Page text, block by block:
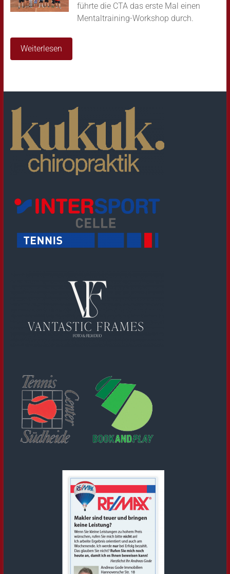
führte die CTA das erste Mal einen
Mentaltraining-Workshop durch.
Weiterlesen